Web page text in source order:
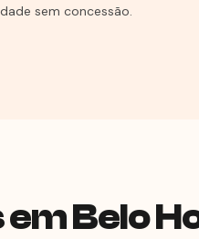
sem concessão.
Belo